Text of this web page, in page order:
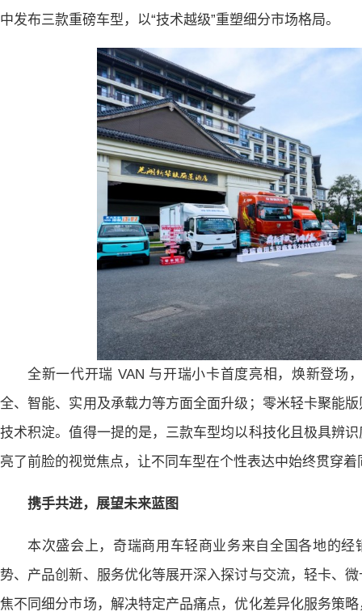
中发布三款重磅车型，以“技术越级”重塑细分市场格局。
全新一代开瑞 VAN 与开瑞小卡首度亮相，焕新登场
全、智能、实用及承载力等方面全面升级；零米轻卡聚能
技术积淀。值得一提的是，三款车型均以科技化且极具辨
亮了前脸的视觉焦点，让不同车型在个性表达中始终贯穿
携手共进，展望未来蓝图
本次盛会上，奇瑞商用车轻商业务来自全国各地的
势、产品创新、服务优化等展开深入探讨与交流，轻卡、
焦不同细分市场，解决特定产品痛点，优化差异化服务策